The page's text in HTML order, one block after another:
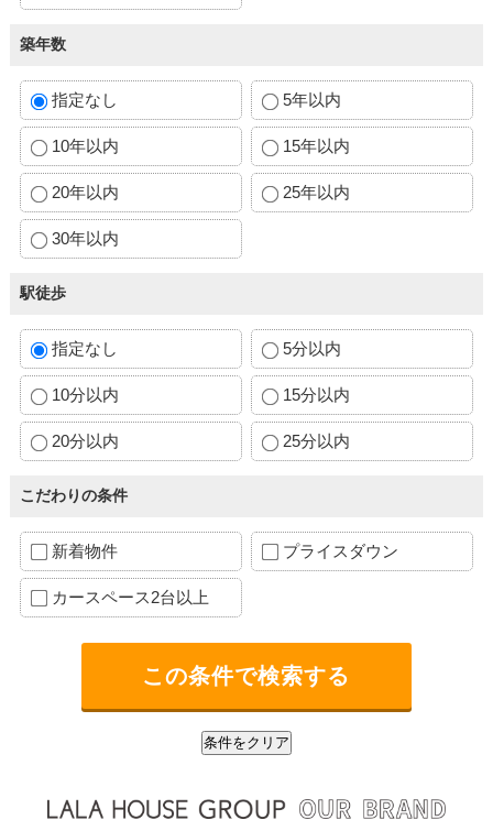
築年数
指定なし 5年以内
10年以内 15年以内
20年以内 25年以内
30年以内
駅徒歩
指定なし 5分以内
10分以内 15分以内
20分以内 25分以内
こだわりの条件
新着物件 プライスダウン
カースペース2台以上